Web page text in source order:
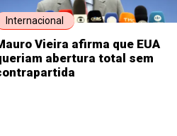
Internacional
Vieira afirma que EUA
abertura total sem